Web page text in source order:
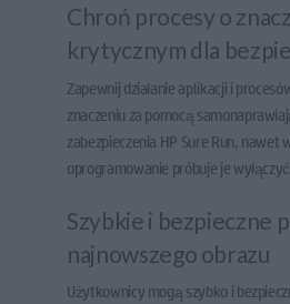
Chroń procesy o
krytycznym dla
Zapewnij działanie aplikacji i
znaczeniu za pomocą
zabezpieczenia HP Sure Run, nawet
oprogramowanie próbuje je
Szybkie i bezpieczne
najnowszego obrazu
Użytkownicy mogą szybko i